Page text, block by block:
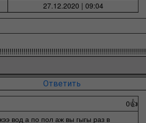
27.12.2020 | 09:04
Ответить
0👍
вод а по пол аж вы гыгы раз в